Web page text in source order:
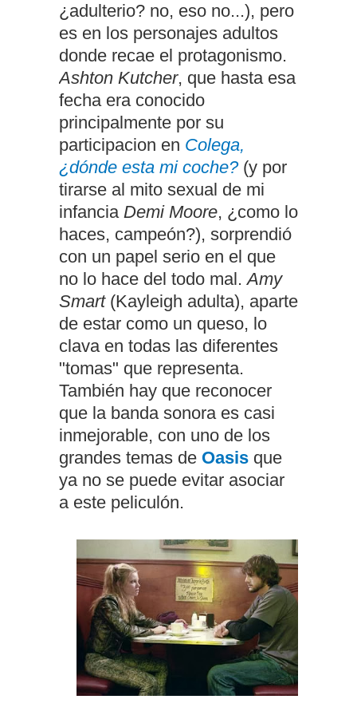
¿adulterio? no, eso no...), pero
es en los personajes adultos
donde recae el protagonismo.
Ashton Kutcher, que hasta esa
fecha era conocido
principalmente por su
participacion en Colega,
¿dónde esta mi coche?(y por
tirarse al mito sexual de mi
infancia Demi Moore, ¿como lo
haces, campeón?), sorprendió
con un papel serio en el que
no lo hace del todo mal.Amy
Smart(Kayleigh adulta), aparte
de estar como un queso, lo
clava en todas las diferentes
"tomas" que representa.
También hay que reconocer
que la banda sonora es casi
inmejorable, con uno de los
grandes temas de Oasis que
ya no se puede evitar asociar
a este peliculón.